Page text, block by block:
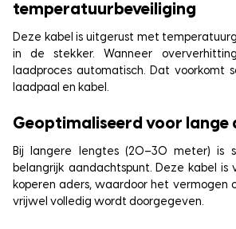
temperatuurbeveiliging
Deze kabel is uitgerust met
in de stekker. Wanneer
laadproces automatisch. Dat voorkomt
laadpaal en kabel.
Geoptimaliseerd voor lange
Bij langere lengtes (20–30 meter) is
belangrijk aandachtspunt. Deze kabel is
koperen aders, waardoor het vermogen
vrijwel volledig wordt doorgegeven.